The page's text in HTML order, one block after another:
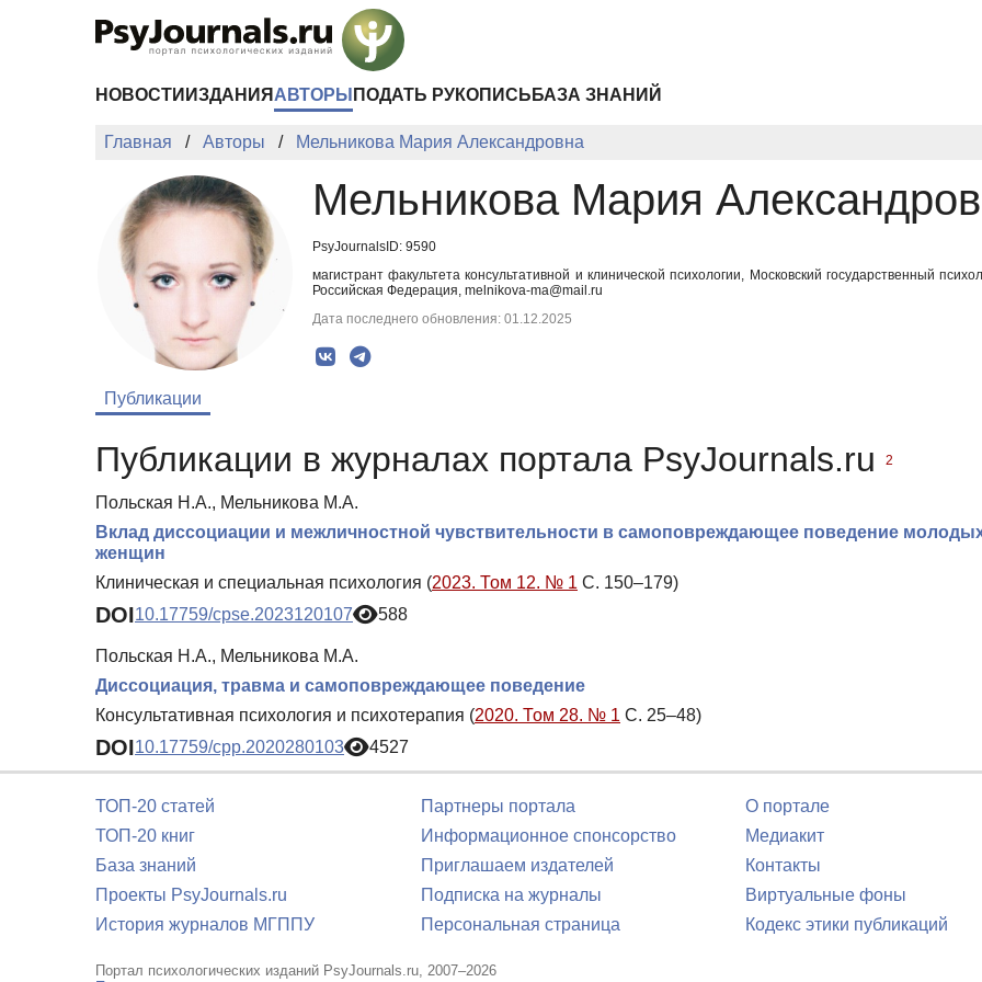
НОВОСТИ ИЗДАНИЯ АВТОРЫ ПОДАТЬ РУКОПИСЬ БАЗА ЗНАНИЙ
Главная Авторы Мельникова Мария Александровна
Мельникова Мария
PsyJournalsID: 9590
магистрант факультета консультативной и клинической психологии, Московский государственный
Российская Федерация, melnikova-ma@mail.ru
Дата последнего обновления: 01.12.2025
Публикации
Публикации в журналах портала PsyJournals.ru 2
Польская Н.А., Мельникова М.А.
Вклад диссоциации и межличностной чувствительности в самоповреждающее поведение
женщин
Клиническая и специальная психология (2023. Том 12. № 1 С. 150–179)
DOI10.17759/cpse.2023120107 588
Польская Н.А., Мельникова М.А.
Диссоциация, травма и самоповреждающее поведение
Консультативная психология и психотерапия (2020. Том 28. № 1 С. 25–48)
DOI10.17759/cpp.2020280103 4527
ТОП-20 статей
ТОП-20 книг
База знаний
Проекты PsyJournals.ru
История журналов МГППУ
Партнеры портала
Информационное спонсорство
Приглашаем издателей
Подписка на журналы
Персональная страница
О портале
Медиакит
Контакты
Виртуальные фоны
Кодекс этики публикаций
Портал психологических изданий PsyJournals.ru, 2007–2026